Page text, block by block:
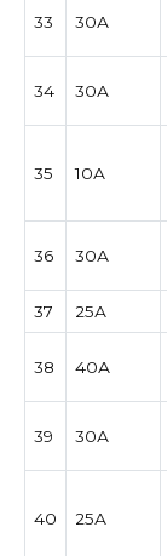
33 30А
34 30А
35 10А
36 30А
37 25А
38 40А
39 30А
40 25А